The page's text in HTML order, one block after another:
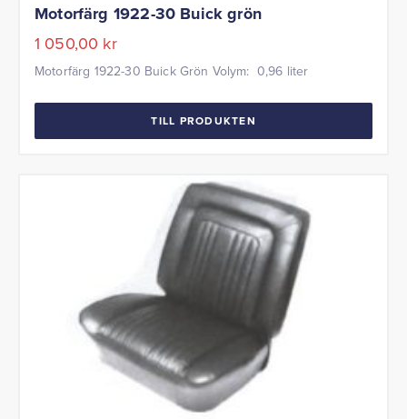
Motorfärg 1922-30 Buick grön
1 050,00 kr
Motorfärg 1922-30 Buick Grön Volym: 0,96 liter
TILL PRODUKTEN